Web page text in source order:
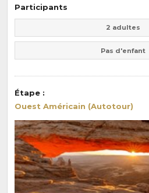
Participants
2 adultes
Pas d'enfant
Étape :
Ouest Américain (Autotour)